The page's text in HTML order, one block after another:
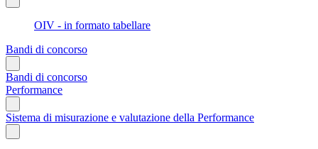
OIV - in formato tabellare
Bandi di concorso
Bandi di concorso
Performance
Sistema di misurazione e valutazione della Performance